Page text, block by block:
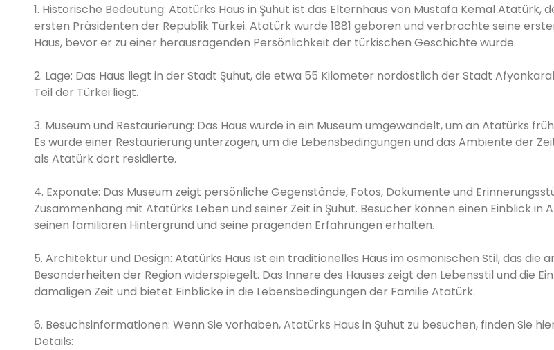
1. Historische Bedeutung: Atatürks Haus in Şuhut ist das Elternhaus von Mustafa Kemal Atatürk,
ersten Präsidenten der Republik Türkei. Atatürk wurde 1881 geboren und verbrachte seine
Haus, bevor er zu einer herausragenden Persönlichkeit der türkischen Geschichte wurde.
2. Lage: Das Haus liegt in der Stadt Şuhut, die etwa 55 Kilometer nordöstlich der Stadt
Teil der Türkei liegt.
3. Museum und Restaurierung: Das Haus wurde in ein Museum umgewandelt, um an Atatürks
Es wurde einer Restaurierung unterzogen, um die Lebensbedingungen und das Ambiente der
als Atatürk dort residierte.
4. Exponate: Das Museum zeigt persönliche Gegenstände, Fotos, Dokumente und
Zusammenhang mit Atatürks Leben und seiner Zeit in Şuhut. Besucher können einen Einblick in
seinen familiären Hintergrund und seine prägenden Erfahrungen erhalten.
5. Architektur und Design: Atatürks Haus ist ein traditionelles Haus im osmanischen Stil, das die
Besonderheiten der Region widerspiegelt. Das Innere des Hauses zeigt den Lebensstil und die
damaligen Zeit und bietet Einblicke in die Lebensbedingungen der Familie Atatürk.
6. Besuchsinformationen: Wenn Sie vorhaben, Atatürks Haus in Şuhut zu besuchen, finden Sie
Details: